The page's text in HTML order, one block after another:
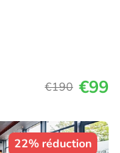
€190 €99
22% réduction